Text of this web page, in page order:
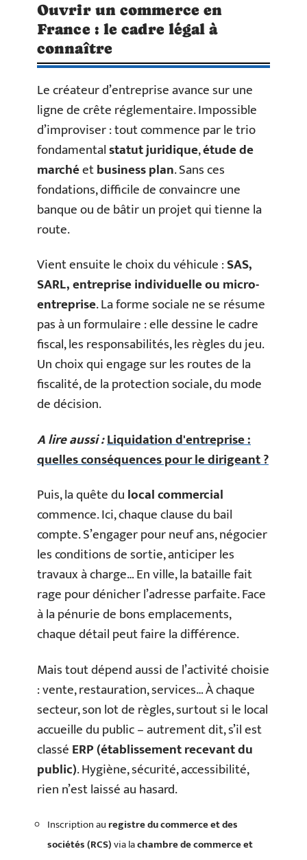
Ouvrir un commerce en
France : le cadre légal à
connaître
Le créateur d’entreprise avance sur une
ligne de crête réglementaire. Impossible
d’improviser : tout commence par le trio
fondamentalstatut juridique,étude de
marchéetbusiness plan. Sans ces
fondations, difficile de convaincre une
banque ou de bâtir un projet qui tienne la
route.
Vient ensuite le choix du véhicule :SAS,
SARL, entreprise individuelle ou micro-
entreprise. La forme sociale ne se résume
pas à un formulaire : elle dessine le cadre
fiscal, les responsabilités, les règles du jeu.
Un choix qui engage sur les routes de la
fiscalité, de la protection sociale, du mode
de décision.
A lire aussi :Liquidation d'entreprise :
quelles conséquences pour le dirigeant ?
Puis, la quête dulocal commercial
commence. Ici, chaque clause du bail
compte. S’engager pour neuf ans, négocier
les conditions de sortie, anticiper les
travaux à charge… En ville, la bataille fait
rage pour dénicher l’adresse parfaite. Face
à la pénurie de bons emplacements,
chaque détail peut faire la différence.
Mais tout dépend aussi de l’activité choisie
: vente, restauration, services… À chaque
secteur, son lot de règles, surtout si le local
accueille du public – autrement dit, s’il est
classéERP (établissement recevant du
public). Hygiène, sécurité, accessibilité,
rien n’est laissé au hasard.
Inscription au registre du commerce et des
sociétés (RCS)via lachambre de commerce et